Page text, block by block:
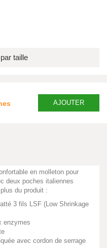
taille
AJOUTER
en molleton pour
deux poches italiennes
du produit :
3 fils LSF (Low Shrinkage
enzymes
avec cordon de serrage